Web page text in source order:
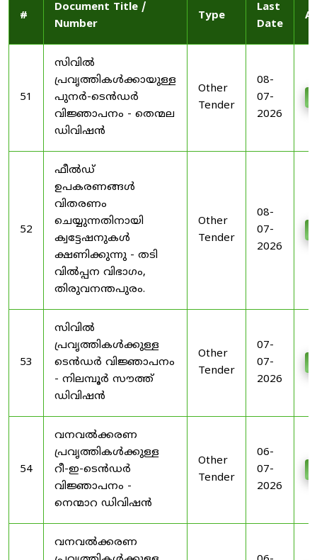
#
Document Title /
Number
Type
Last
Date
51
സിവിൽ
പ്രവൃത്തികൾക്കായുള്ള
പുനർ-ടെൻഡർ
വിജ്ഞാപനം - തെന്മല
ഡിവിഷൻ
Other
Tender
08-
07-
2026
52
ഫീൽഡ്
ഉപകരണങ്ങൾ
വിതരണം
ചെയ്യുന്നതിനായി
ക്വട്ടേഷനുകൾ
ക്ഷണിക്കുന്നു - തടി
വിൽപ്പന വിഭാഗം,
തിരുവനന്തപുരം.
Other
Tender
08-
07-
2026
53
സിവിൽ
പ്രവൃത്തികൾക്കുള്ള
ടെൻഡർ വിജ്ഞാപനം
- നിലമ്പൂർ സൗത്ത്
ഡിവിഷൻ
Other
Tender
07-
07-
2026
54
വനവൽക്കരണ
പ്രവൃത്തികൾക്കുള്ള
റീ-ഇ-ടെൻഡർ
വിജ്ഞാപനം -
നെന്മാറ ഡിവിഷൻ
Other
Tender
06-
07-
2026
വനവൽക്കരണ